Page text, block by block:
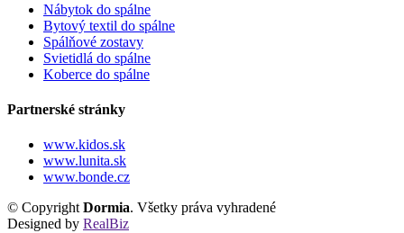
Nábytok do spálne
Bytový textil do spálne
Spálňové zostavy
Svietidlá do spálne
Koberce do spálne
Partnerské stránky
www.kidos.sk
www.lunita.sk
www.bonde.cz
© CopyrightDormia. Všetky práva vyhradené
Designed by RealBiz